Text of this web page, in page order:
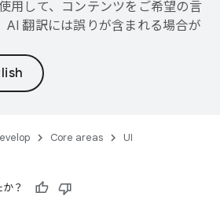
用して、コンテンツをご希望の言
AI 翻訳には誤りが含まれる場合が
Core areas
UI
？